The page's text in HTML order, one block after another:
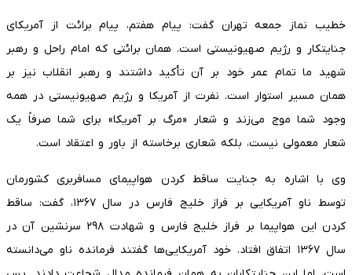
خطیب نماز جمعه تهران گفت: پیام هفتم، پیام برائت از آمریکای
جنایتکار و رژیم صهیونیستی است. همان برائتی که امام راحل و رهبر
شهید ما تمام عمر خود بر آن تأکید داشتند و رهبر انقلاب نیز بر
همان مسیر استوار است. نفرت از آمریکا و رژیم صهیونیستی در همه
وجود شما موج می‌زند و شعار «مرگ بر آمریکا» برای شما صرفاً یک
شعار معمولی نیست، بلکه شعاری برخاسته از باور و اعتقاد است.
وی با اشاره به جنایت ساقط کردن هواپیمای مسافربری کشورمان
توسط ناو آمریکایی بر فراز خلیج فارس در سال ۱۳۶۷، گفت: ساقط
کردن این هواپیما بر فراز خلیج فارس و شهادت ۲۹۸ سرنشین آن در
سال ۱۳۶۷ اتفاق افتاد. خود آمریکایی‌ها گفتند فرمانده ناو می‌دانسته